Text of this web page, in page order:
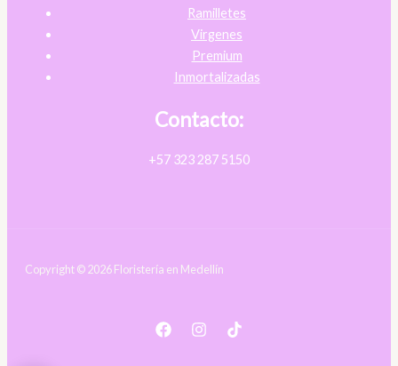
Ramilletes
Virgenes
Premium
Inmortalizadas
Contacto:
+57 323 287 5150
Copyright © 2026 Floristería en Medellín